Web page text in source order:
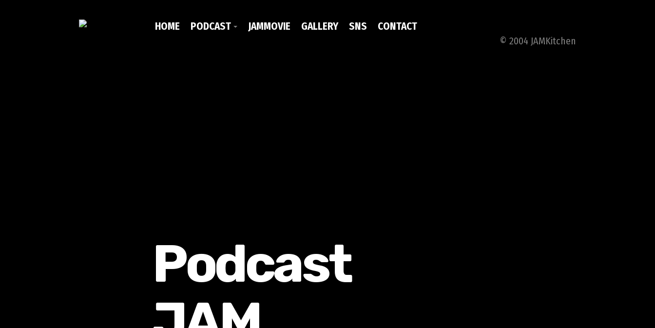
HOME PODCAST JAMMOVIE GALLERY SNS CONTACT
© 2004 JAMKitchen